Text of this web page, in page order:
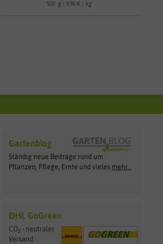
500 g | 9,98 € / kg
Gartenblog
Ständig neue Beiträge rund um
Pflanzen, Pflege, Ernte und vieles mehr...
DHL GoGreen
CO2 - neutraler
Versand...